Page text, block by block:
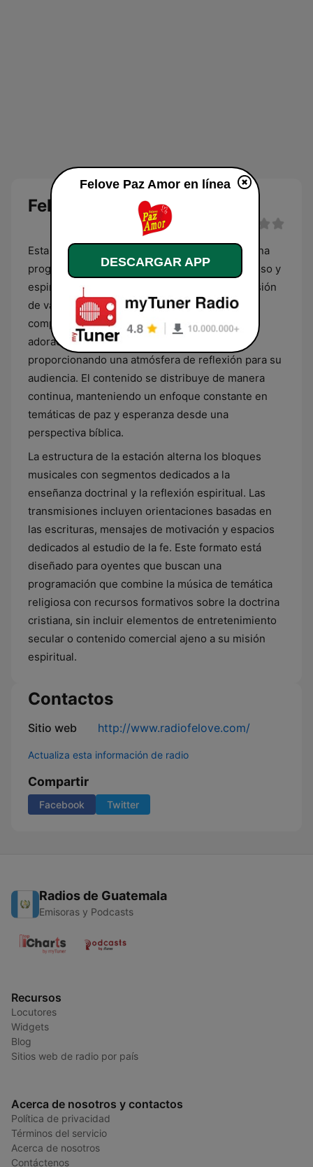
Felove Paz Amor en línea
Esta emisora guatemalteca se especializa en una
programación de carácter estrictamente religioso y
espiritual, centrada primordialmente en la difusión
de valores cristianos. Su oferta musical se
compone de géneros contemporáneos de
adoración, baladas cristianas y música sacra,
proporcionando una atmósfera de reflexión para su
audiencia. El contenido se distribuye de manera
continua, manteniendo un enfoque constante en
temáticas de paz y esperanza desde una
perspectiva bíblica.
La estructura de la estación alterna los bloques
musicales con segmentos dedicados a la
enseñanza doctrinal y la reflexión espiritual. Las
transmisiones incluyen orientaciones basadas en
las escrituras, mensajes de motivación y espacios
dedicados al estudio de la fe. Este formato está
diseñado para oyentes que buscan una
programación que combine la música de temática
religiosa con recursos formativos sobre la doctrina
cristiana, sin incluir elementos de entretenimiento
secular o contenido comercial ajeno a su misión
espiritual.
Contactos
Sitio web http://www.radiofelove.com/
Actualiza esta información de radio
Compartir
Facebook Twitter
Radios de Guatemala
Emisoras y Podcasts
Recursos
Locutores
Widgets
Blog
Sitios web de radio por país
Acerca de nosotros y contactos
Política de privacidad
Términos del servicio
Acerca de nosotros
Contáctenos
Felove Paz Amor en línea
DESCARGAR APP